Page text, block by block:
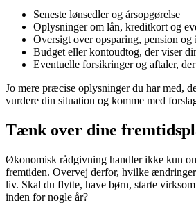
Seneste lønsedler og årsopgørelse
Oplysninger om lån, kreditkort og
Oversigt over opsparing, pension og
Budget eller kontoudtog, der viser
Eventuelle forsikringer og aftaler,
Jo mere præcise oplysninger du har med,
vurdere din situation og komme med
Tænk over dine
Økonomisk rådgivning handler ikke kun
fremtiden. Overvej derfor, hvilke
liv. Skal du flytte, have børn, starte
inden for nogle år?